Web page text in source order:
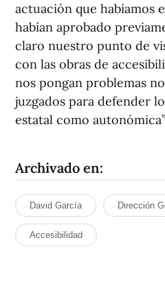
actuación que habíamos
habían aprobado
claro nuestro punto de
con las obras de
nos pongan problemas
juzgados para defender
estatal como
Archivado en:
David García Dirección
Accesibilidad